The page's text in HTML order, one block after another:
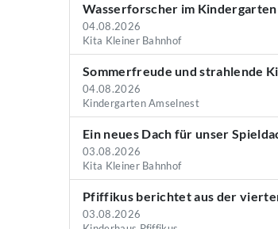
Wasserforscher im Kindergarten
04.08.2026
Kita Kleiner Bahnhof
Sommerfreude und strahlende
04.08.2026
Kindergarten Amselnest
Ein neues Dach für unser
03.08.2026
Kita Kleiner Bahnhof
Pfiffikus berichtet aus der
03.08.2026